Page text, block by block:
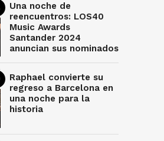
Una noche de
reencuentros: LOS40
Music Awards
Santander 2024
anuncian sus nominados
Raphael convierte su
regreso a Barcelona en
una noche para la
historia